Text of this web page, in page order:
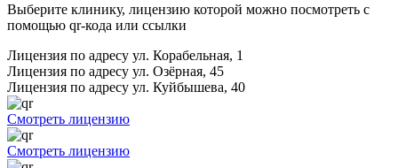
Выберите клинику, лицензию которой можно посмотреть с
помощью qr-кода или ссылки
Лицензия по адресу ул. Корабельная, 1
Лицензия по адресу ул. Озёрная, 45
Лицензия по адресу ул. Куйбышева, 40
Смотреть лицензию
Смотреть лицензию